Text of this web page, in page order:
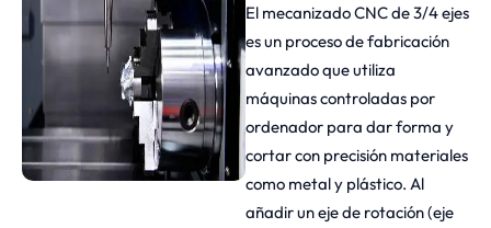
El mecanizado CNC de 3/4 ejes
es un proceso de fabricación
avanzado que utiliza
máquinas controladas por
ordenador para dar forma y
cortar con precisión materiales
como metal y plástico. Al
añadir un eje de rotación (eje